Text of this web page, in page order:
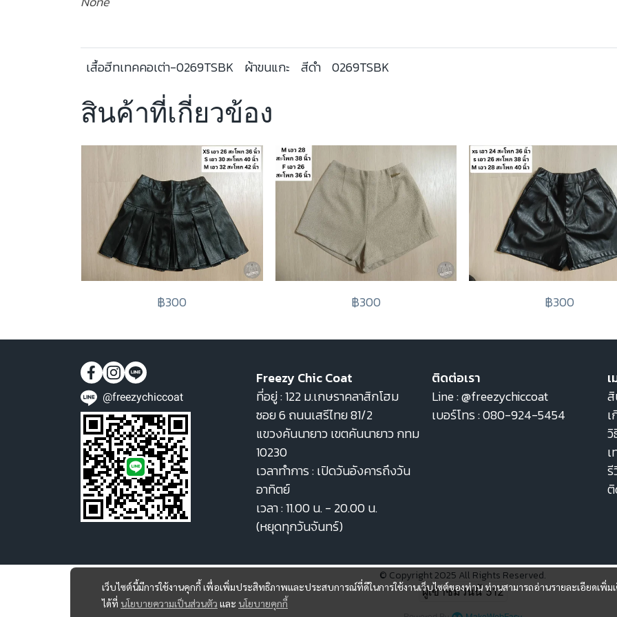
เสื้อฮีทเทคคอเต่า-0269TSBK ผ้าขนแกะ สีดำ 0269TSBK
สินค้าที่เกี่ยวข้อง
฿300 ฿300 ฿300
เว็บไซต์นี้มีการใช้งานคุกกี้ เพื่อเพิ่มประสิทธิภาพและประสบการณ์ที่ดีในการใช้งานเว็บไซต์ของท่าน ท่านสามารถอ่านรายละเอียดเพิ่ม
ได้ที่ นโยบายความเป็นส่วนตัว และ นโยบายคุกกี้
@freezychiccoat
Freezy Chic Coat
ที่อยู่ : 122 ม.เกษราคลาสิกโฮม
ซอย 6 ถนนเสรีไทย 81/2
แขวงคันนายาว เขตคันนายาว กทม
10230
เวลาทำการ : เปิดวันอังคารถึงวัน
อาทิตย์
เวลา : 11.00 น. - 20.00 น.
(หยุดทุกวันจันทร์)
ติดต่อเรา
Line :@freezychiccoat
เบอร์โทร :080-924-5454
วิ
ติ
© Copyright 2025 All Rights Reserved.
ผู้เข้าชมวันนี้ 512